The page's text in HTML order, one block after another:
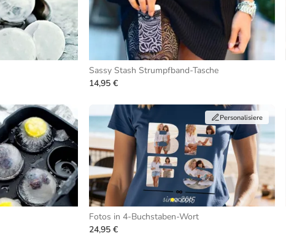
Sassy Stash Strumpfband-Tasche
14,95 €
Personalisiere
Fotos in 4-Buchstaben-Wort
24,95 €